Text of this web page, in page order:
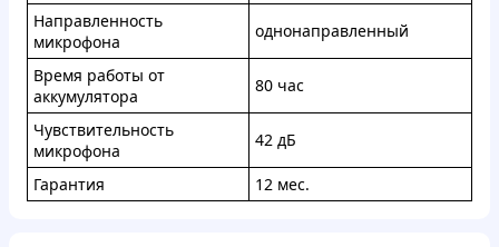
Направленность
микрофона
однонаправленный
Время работы от
аккумулятора
80 час
Чувствительность
микрофона
42 дБ
Гарантия 12 мес.